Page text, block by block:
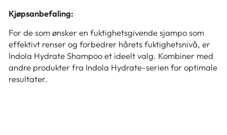
Kjøpsanbefaling:
For de som ønsker en fuktighetsgivende sjampo som
effektivt renser og forbedrer hårets fuktighetsnivå, er
Indola Hydrate Shampoo et ideelt valg. Kombiner med
andre produkter fra Indola Hydrate-serien for optimale
resultater.